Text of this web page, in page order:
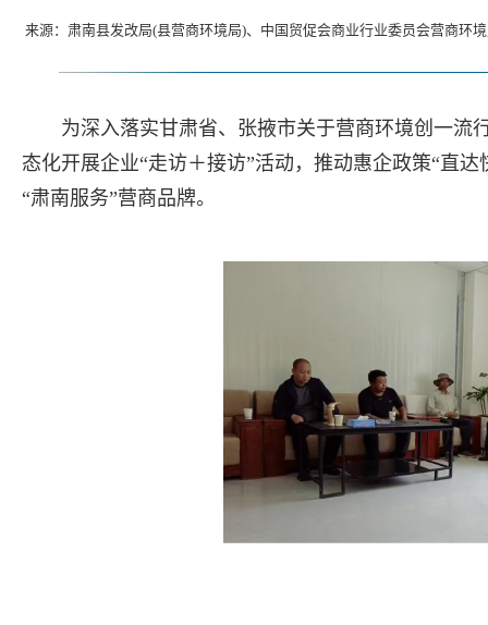
来源：肃南县发改局(县营商环境局)、中国贸促会商业行业委员会营商
为深入落实甘肃省、张掖市关于营商环境创一流
态化开展企业“走访＋接访”活动，推动惠企政策“直
“肃南服务”营商品牌。